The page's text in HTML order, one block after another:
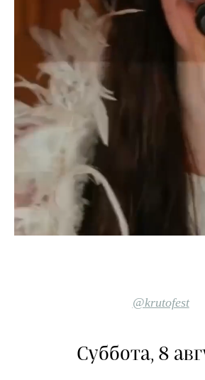
@krutofest
Суббота, 8